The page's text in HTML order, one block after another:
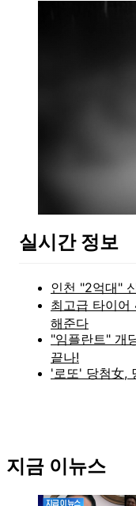
실시간 정보
지금 이뉴스